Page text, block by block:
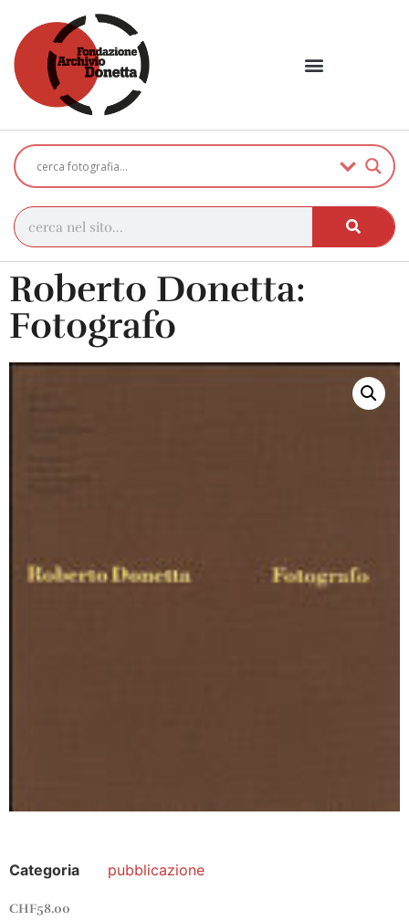
Roberto Donetta:
Fotografo
Categoria pubblicazione
CHF58.00